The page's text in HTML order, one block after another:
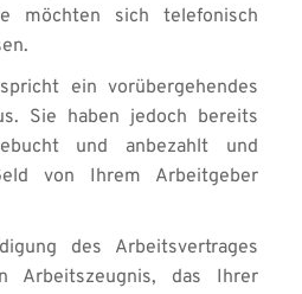
möchten sich telefonisch
ein vorübergehendes
Sie haben jedoch bereits
und anbezahlt und
von Ihrem Arbeitgeber
des Arbeitsvertrages
Arbeitszeugnis, das Ihrer